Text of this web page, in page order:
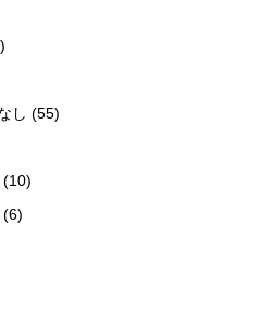
し (55)
(10)
(6)